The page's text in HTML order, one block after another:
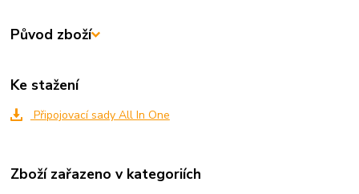
Původ zboží
Ke stažení
Připojovací sady All In One
Zboží zařazeno v kategoriích